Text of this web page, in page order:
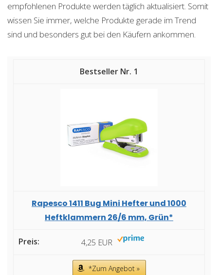
empfohlenen Produkte werden täglich aktualisiert. Somit
wissen Sie immer, welche Produkte gerade im Trend
sind und besonders gut bei den Käufern ankommen.
1
Rapesco 1411 Bug Mini Hefter und 1000
Heftklammern 26/6 mm, Grün*
4,25 EUR
*Zum Angebot »